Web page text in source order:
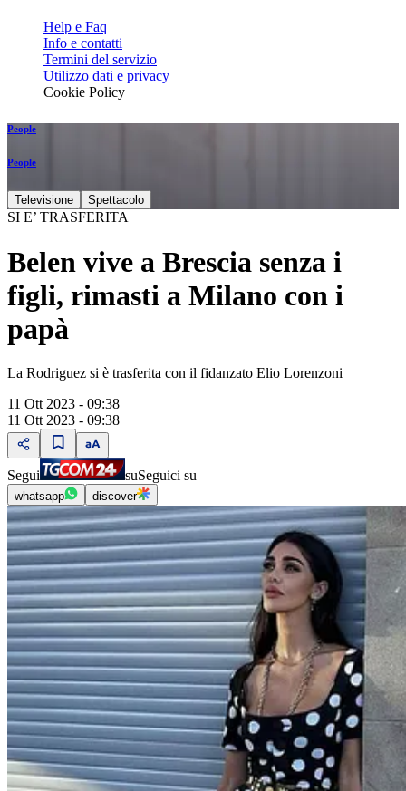
Help e Faq
Info e contatti
Termini del servizio
Utilizzo dati e privacy
Cookie Policy
People
People
Televisione Spettacolo
SI E’ TRASFERITA
Belen vive a Brescia senza i
figli, rimasti a Milano con i
papà
La Rodriguez si è trasferita con il fidanzato Elio Lorenzoni
11 Ott 2023 - 09:38
11 Ott 2023 - 09:38
Segui suSeguici su
whatsapp discover